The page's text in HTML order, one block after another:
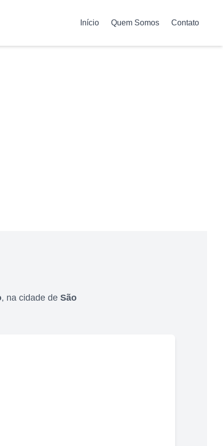
Início Quem Somos Contato
, na cidade de São